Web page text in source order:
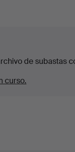
de subastas
curso.